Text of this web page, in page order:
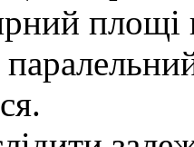
площі